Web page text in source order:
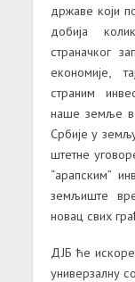
државе који
добија
страначког
економије,
страним
наше земље
Србије у
штетне
“арапским”
земљиште
новац свих
ДЈБ ће
универзалну